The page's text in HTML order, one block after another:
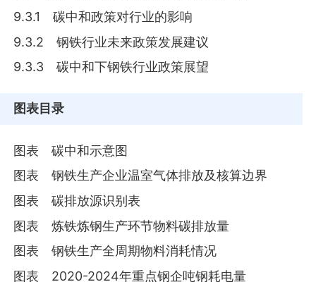
9.3.1 碳中和政策对行业的影响
9.3.2 钢铁行业未来政策发展建议
9.3.3 碳中和下钢铁行业政策展望
图表目录
图表 碳中和示意图
图表 钢铁生产企业温室气体排放及核算边界
图表 碳排放源识别表
图表 炼铁炼钢生产环节物料碳排放量
图表 钢铁生产全周期物料消耗情况
图表 2020-2024年重点钢企吨钢耗电量